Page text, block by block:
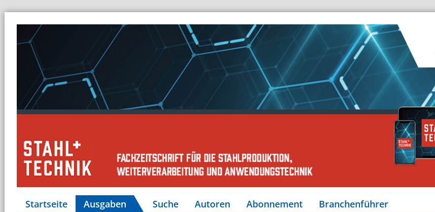
Startseite Ausgaben Suche Autoren Abonnement Branchenführer